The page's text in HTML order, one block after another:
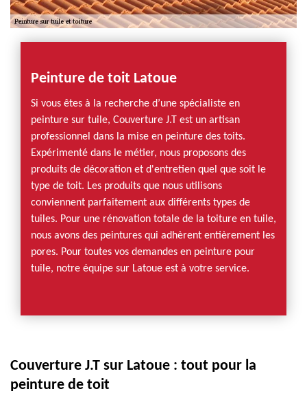
Peinture de toit Latoue
Si vous êtes à la recherche d’une spécialiste en
peinture sur tuile, Couverture J.T est un artisan
professionnel dans la mise en peinture des toits.
Expérimenté dans le métier, nous proposons des
produits de décoration et d'entretien quel que soit le
type de toit. Les produits que nous utilisons
conviennent parfaitement aux différents types de
tuiles. Pour une rénovation totale de la toiture en tuile,
nous avons des peintures qui adhèrent entièrement les
pores. Pour toutes vos demandes en peinture pour
tuile, notre équipe sur Latoue est à votre service.
Couverture J.T sur Latoue : tout pour la
peinture de toit